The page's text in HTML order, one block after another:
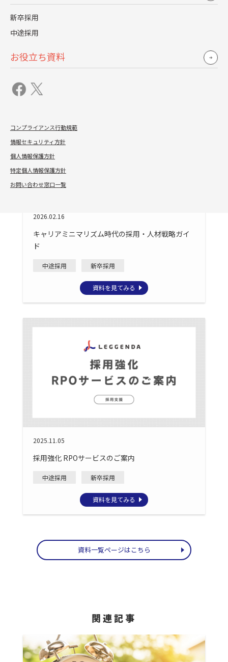
新卒採用
中途採用
お役立ち資料
コンプライアンス行動規範
情報セキュリティ方針
個人情報保護方針
特定個人情報保護方針
お問い合わせ窓口一覧
＆採用リーダー編
2026.02.16
キャリアミニマリズム時代の採用・人材戦略ガイ
ド
中途採用 新卒採用
資料を見てみる
2025.11.05
採用強化 RPOサービスのご案内
中途採用 新卒採用
資料を見てみる
資料一覧ページはこちら
関連記事